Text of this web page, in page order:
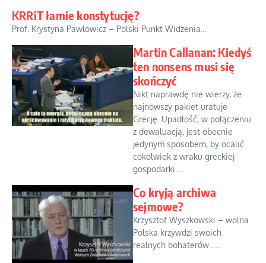
KRRiT łamie konstytucję?
Prof. Krystyna Pawłowicz – Polski Punkt Widzenia...
Martin Callanan: Kiedyś
ten nonsens musi się
skończyć
Nikt naprawdę nie wierzy, że
najnowszy pakiet uratuje
Grecję. Upadłość, w połączeniu
z dewaluacją, jest obecnie
jedynym sposobem, by ocalić
cokolwiek z wraku greckiej
gospodarki....
Co kryją archiwa
sejmowe?
Krzysztof Wyszkowski – wolna
Polska krzywdzi swoich
realnych bohaterów…...